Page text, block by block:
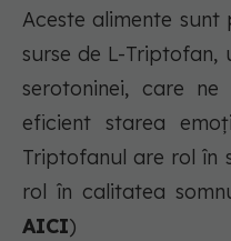
Aceste alimente
surse de L-Triptofan,
serotoninei, care
eficient starea
Triptofanul are rol în
rol în calitatea
AICI)